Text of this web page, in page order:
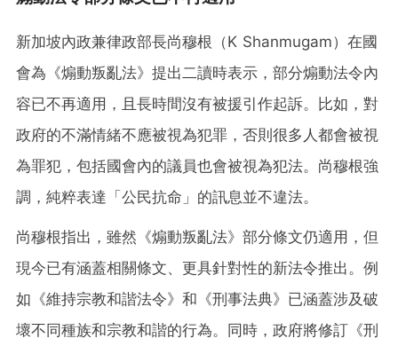
新加坡內政兼律政部長尚穆根（K Shanmugam）在國
會為《煽動叛亂法》提出二讀時表示，部分煽動法令內
容已不再適用，且長時間沒有被援引作起訴。比如，對
政府的不滿情緒不應被視為犯罪，否則很多人都會被視
為罪犯，包括國會內的議員也會被視為犯法。尚穆根強
調，純粹表達「公民抗命」的訊息並不違法。
尚穆根指出，雖然《煽動叛亂法》部分條文仍適用，但
現今已有涵蓋相關條文、更具針對性的新法令推出。例
如《維持宗教和諧法令》和《刑事法典》已涵蓋涉及破
壞不同種族和宗教和諧的行為。同時，政府將修訂《刑